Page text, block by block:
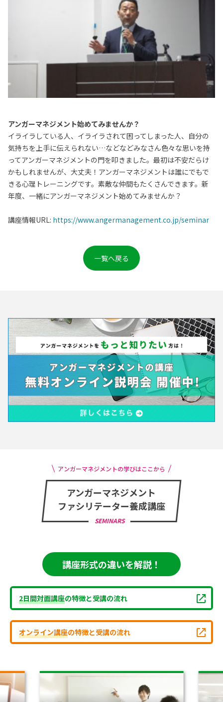
アンガーマネジメント始めてみませんか？
イライラしている人、イライラされて困ってしまった人、自分の
気持ちを上手に伝えられない…などなどみなさん色々な思いを持
ってアンガーマネジメントの門を叩きました。最初は不安だらけ
かもしれませんが、大丈夫！アンガーマネジメントは誰にでもで
きる心理トレーニングです。素敵な仲間もたくさんできます。新
年度、一緒にアンガーマネジメント始めてみませんか？
講座情報URL: https://www.angermanagement.co.jp/seminar
一覧へ戻る
アンガーマネジメントの学びはここから
アンガーマネジメント
ファシリテーター養成講座
SEMINARS
講座形式の違いを解説！
2日間対面講座の特徴と受講の流れ
オンライン講座の特徴と受講の流れ